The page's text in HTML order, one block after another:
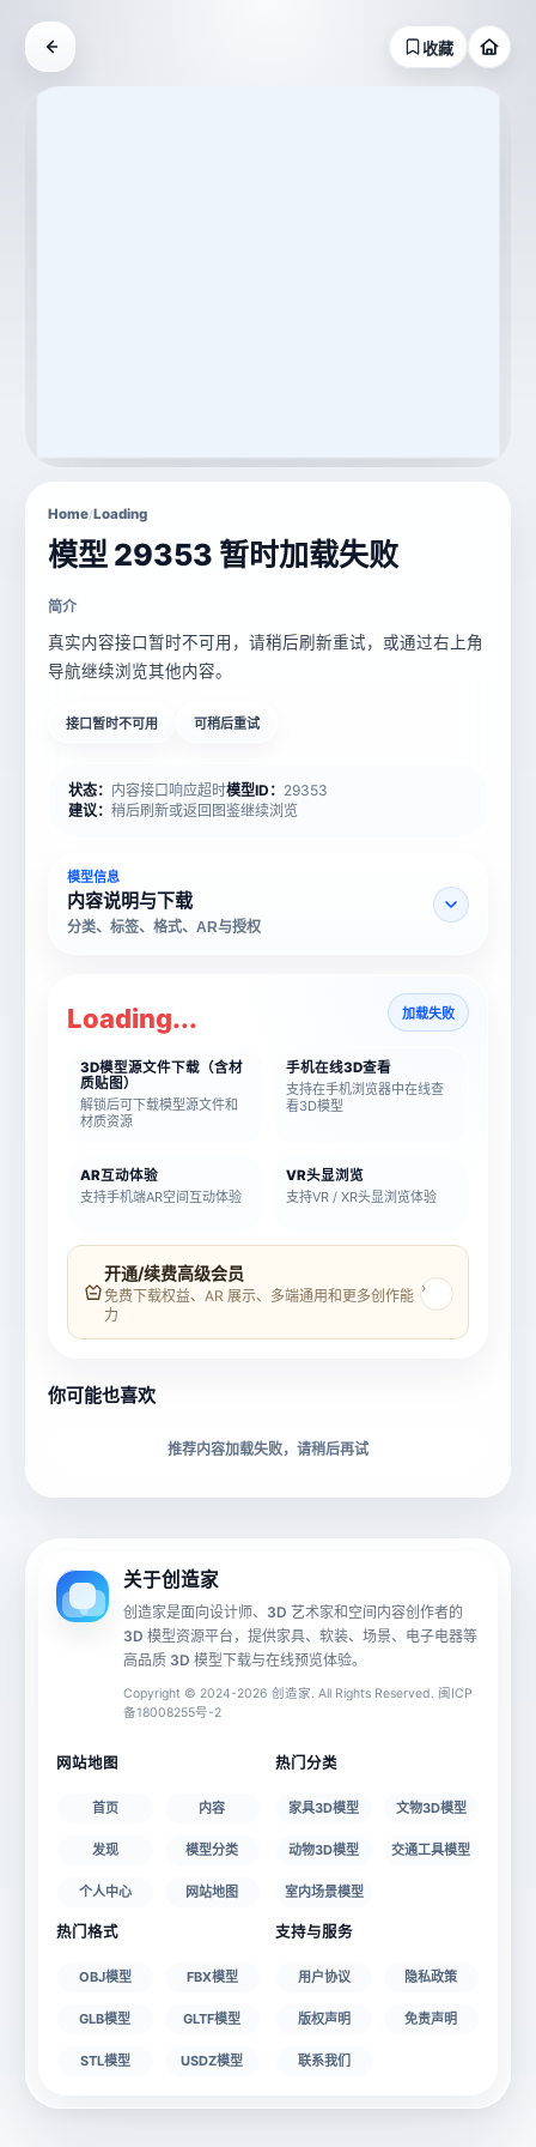
收藏
Home/Loading
模型 29353 暂时加载失败
简介
真实内容接口暂时不可用，请稍后刷新重试，或通过右上角
导航继续浏览其他内容。
接口暂时不可用 可稍后重试
状态： 内容接口响应超时模型ID： 29353
建议： 稍后刷新或返回图鉴继续浏览
模型信息
内容说明与下载
分类、标签、格式、AR与授权
模型名称
材质贴图
文件大小
Loading... 加载失败
3D模型源文件下载（含材
质贴图）
解锁后可下载模型源文件和
材质资源
手机在线3D查看
支持在手机浏览器中在线查
看3D模型
AR互动体验
支持手机端AR空间互动体验
VR头显浏览
支持VR / XR头显浏览体验
开通/续费高级会员
免费下载权益、AR 展示、多端通用和更多创作能
力
›
你可能也喜欢
推荐内容加载失败，请稍后再试
关于创造家
创造家是面向设计师、3D 艺术家和空间内容创作者的
3D 模型资源平台，提供家具、软装、场景、电子电器等
高品质 3D 模型下载与在线预览体验。
Copyright © 2024-2026 创造家. All Rights Reserved. 闽ICP
备18008255号-2
网站地图
首页 内容
发现 模型分类
个人中心 网站地图
热门分类
家具3D模型 文物3D模型
动物3D模型 交通工具模型
室内场景模型
热门格式
OBJ模型 FBX模型
GLB模型 GLTF模型
STL模型 USDZ模型
支持与服务
用户协议 隐私政策
版权声明 免责声明
联系我们